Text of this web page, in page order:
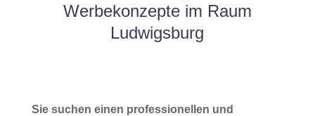
Werbekonzepte im Raum
Ludwigsburg
Sie suchen einen professionellen und